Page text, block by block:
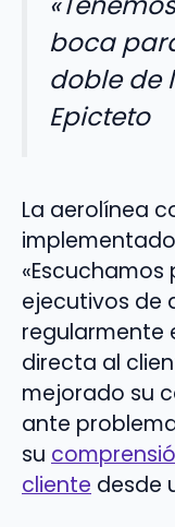
boca
doble de
Epicteto
La aerolínea
«Escuchamos
ejecutivos de
regularmente
directa al
mejorado su
ante
su
cliente desde